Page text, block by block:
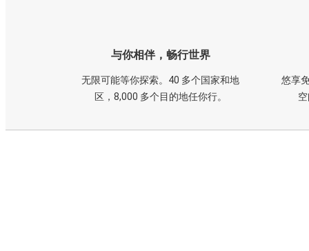
与你相伴，畅行世界
无限可能等你探索。40 多个国家和地
区，8,000 多个目的地任你行。
悠享